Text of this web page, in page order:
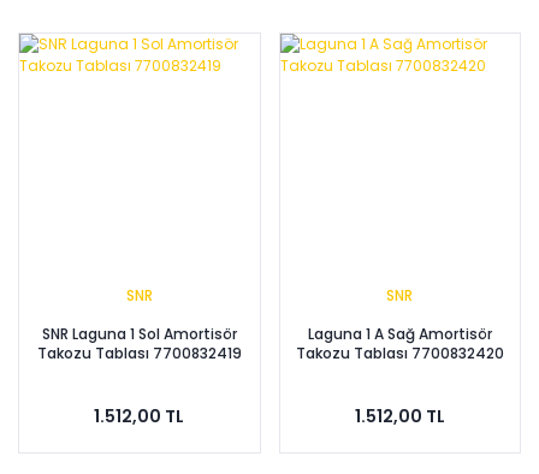
SNR
SNR Laguna 1 Sol Amortisör
Takozu Tablası 7700832419
1.512,00 TL
SNR
Laguna 1 A Sağ Amortisör
Takozu Tablası 7700832420
1.512,00 TL